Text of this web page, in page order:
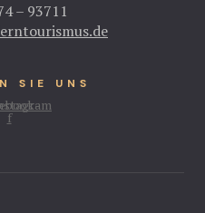
– 93711
SIE UNS
f